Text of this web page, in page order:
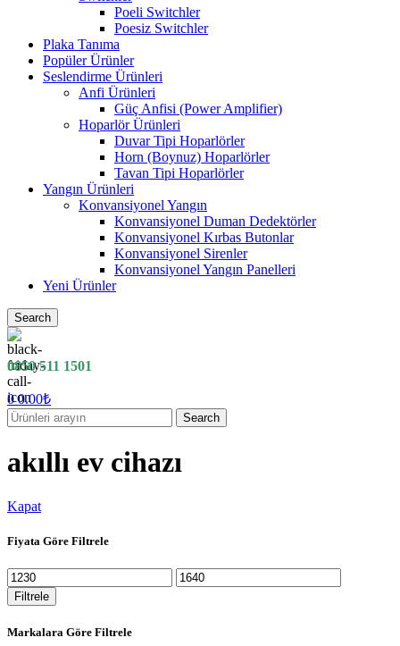
Poeli Switchler
Poesiz Switchler
Plaka Tanıma
Popüler Ürünler
Seslendirme Ürünleri
Anfi Ürünleri
Güç Anfisi (Power Amplifier)
Hoparlör Ürünleri
Duvar Tipi Hoparlörler
Horn (Boynuz) Hoparlörler
Tavan Tipi Hoparlörler
Yangın Ürünleri
Konvansiyonel Yangın
Konvansiyonel Duman Dedektörler
Konvansiyonel Kırbas Butonlar
Konvansiyonel Sirenler
Konvansiyonel Yangın Panelleri
Yeni Ürünler
Search
0850 511 1501
00.00₺
Search
akıllı ev cihazı
Kapat
Fiyata Göre Filtrele
En
düşük
fiyat
En
yüksek
Filtrele
Markalara Göre Filtrele